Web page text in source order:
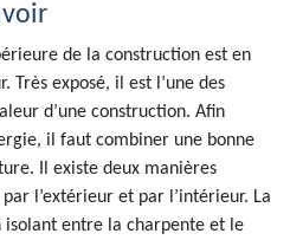
de la construction est en
Très exposé, il est l’une des
d’une construction. Afin
il faut combiner une bonne
Il existe deux manières
l’extérieur et par l’intérieur. La
isolant entre la charpente et le